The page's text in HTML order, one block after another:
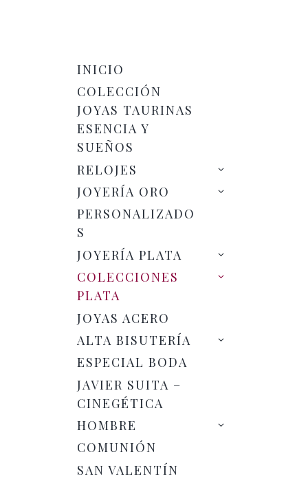
INICIO
COLECCIÓN
JOYAS TAURINAS
ESENCIA Y
SUEÑOS
RELOJES
JOYERÍA ORO
PERSONALIZADO
S
JOYERÍA PLATA
COLECCIONES
PLATA
JOYAS ACERO
ALTA BISUTERÍA
ESPECIAL BODA
JAVIER SUITA –
CINEGÉTICA
HOMBRE
COMUNIÓN
SAN VALENTÍN
→ Todas las pulseras